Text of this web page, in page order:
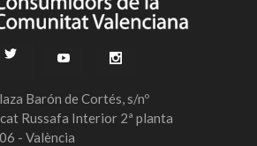
Barón de Cortés, s/nº
Russafa Interior 2ª planta
- València